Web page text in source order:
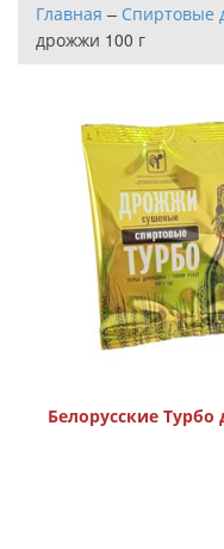
Главная – Спиртовые
дрожжи 100 г
Белорусские